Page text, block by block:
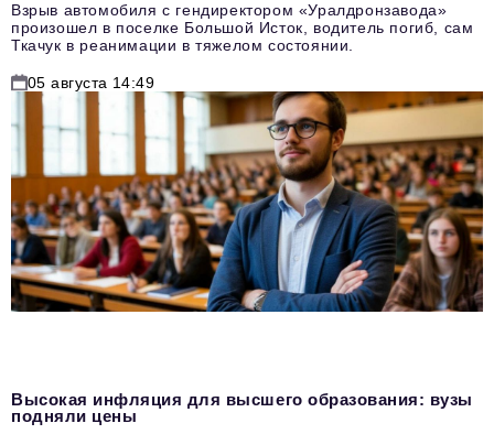
Взрыв автомобиля с гендиректором «Уралдронзавода»
произошел в поселке Большой Исток, водитель погиб, сам
Ткачук в реанимации в тяжелом состоянии.
05 августа 14:49
Высокая инфляция для высшего образования: вузы
подняли цены